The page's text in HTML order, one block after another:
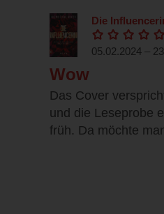
Die
05.02.2024 –
Wow
Das Cover
und die Leseprobe
früh. Da möchte